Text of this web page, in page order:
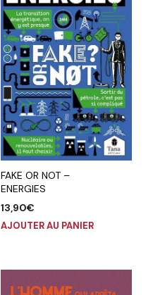
FAKE OR NOT –
ENERGIES
13,90€
AJOUTER AU PANIER